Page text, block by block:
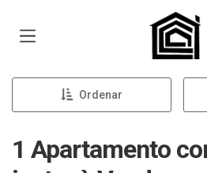
Página
Ordenar
1 Apartamento